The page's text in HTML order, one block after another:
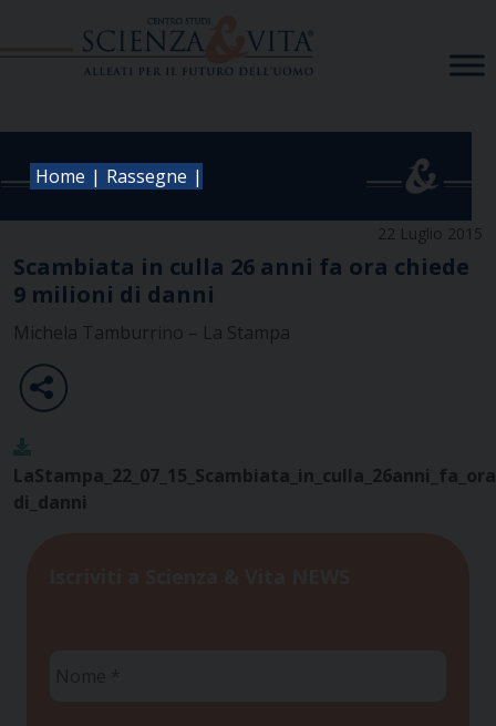
Home | Rassegne |
22 Luglio 2015
Scambiata in culla 26 anni fa ora chiede
9 milioni di danni
Michela Tamburrino – La Stampa
di_danni